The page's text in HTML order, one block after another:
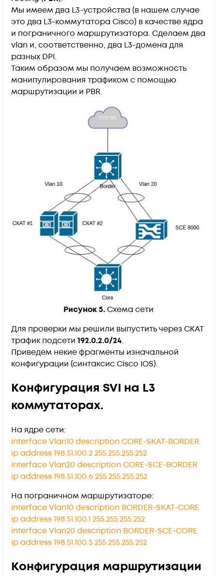
Мы имеем два L3-устройства (в нашем случае
это два L3-коммутатора Cisco) в качестве ядра
и пограничного маршрутизатора. Сделаем два
vlan и, соответственно, два L3-домена для
разных DPI.
Таким образом мы получаем возможность
манипулирования трафиком с помощью
маршрутизации и PBR.
Рисунок 5.Схема сети
Для проверки мы решили выпустить через СКАТ
трафик подсети 192.0.2.0/24.
Приведем некие фрагменты изначальной
конфигурации (синтаксис Cisco IOS).
Конфигурация SVI на L3
коммутаторах.
На ядре сети:
interface Vlan10 description CORE-SKAT-BORDER
ip address 198.51.100.2 255.255.255.252
interface Vlan20 description CORE-SCE-BORDER
ip address 198.51.100.6 255.255.255.252
На пограничном маршрутизаторе:
interface Vlan10 description BORDER-SKAT-CORE
ip address 198.51.100.1 255.255.255.252
interface Vlan20 description BORDER-SCE-CORE
ip address 198.51.100.5 255.255.255.252
Конфигурация маршрутизации